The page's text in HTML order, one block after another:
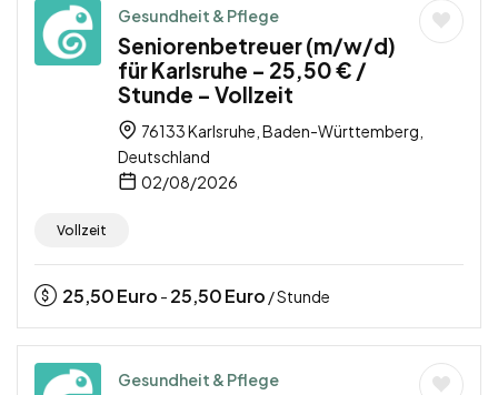
Gesundheit & Pflege
Seniorenbetreuer (m/w/d)
für Karlsruhe – 25,50 € /
Stunde – Vollzeit
76133 Karlsruhe, Baden-Württemberg,
Deutschland
02/08/2026
Vollzeit
25,50Euro - 25,50Euro / Stunde
Gesundheit & Pflege